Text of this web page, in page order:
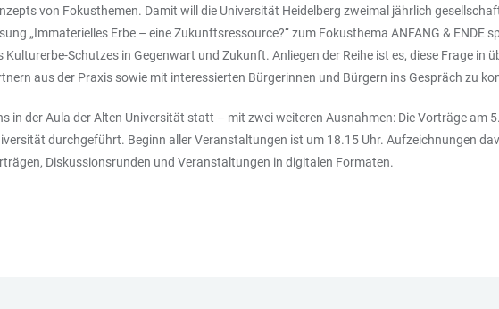
von Fokusthemen. Damit will die Universität Heidelberg zweimal jährlich
„Immaterielles Erbe – eine Zukunftsressource?“ zum Fokusthema ANFANG &
Schutzes in Gegenwart und Zukunft. Anliegen der Reihe ist es, diese Frage in
aus der Praxis sowie mit interessierten Bürgerinnen und Bürgern ins Gespräch zu
in der Aula der Alten Universität statt – mit zwei weiteren Ausnahmen: Die Vorträge
durchgeführt. Beginn aller Veranstaltungen ist um 18.15 Uhr. Aufzeichnungen
Diskussionsrunden und Veranstaltungen in digitalen Formaten.